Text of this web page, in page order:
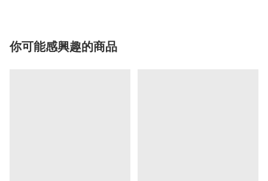
你可能感興趣的商品